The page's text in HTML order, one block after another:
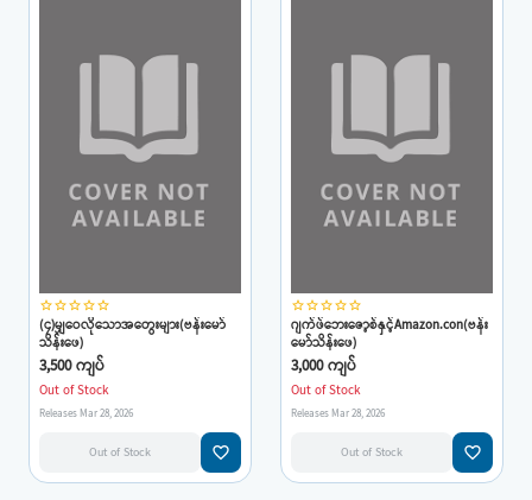
star_borderstar_borderstar_borderstar_borderstar_border
(၄)မျှဝေလိုသောအတွေးများ(ဗန်းမော်
သိန်းဖေ)
3,500 ကျပ်
Out of Stock
Releases Mar 28, 2026
Out of Stock favorite_border
star_borderstar_borderstar_borderstar_borderstar_border
ဂျက်ဖ်ဘေးဇော့စ်နှင့်Amazon.con(ဗန်း
မော်သိန်းဖေ)
3,000 ကျပ်
Out of Stock
Releases Mar 28, 2026
Out of Stock favorite_border